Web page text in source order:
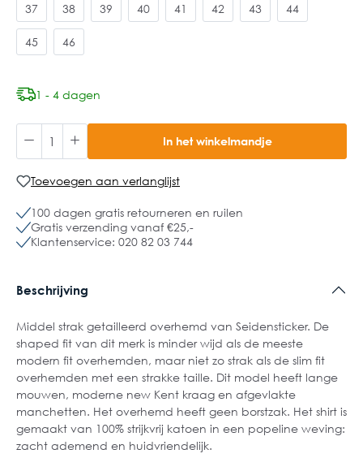
37 38 39 40 41 42 43 44
45 46
1 - 4 dagen
In het winkelmandje
Toevoegen aan verlanglijst
100 dagen gratis retourneren en ruilen
Gratis verzending vanaf €25,-
Klantenservice: 020 82 03 744
Beschrijving
Middel strak getailleerd overhemd van Seidensticker. De
shaped fit van dit merk is minder wijd als de meeste
modern fit overhemden, maar niet zo strak als de slim fit
overhemden met een strakke taille. Dit model heeft lange
mouwen, moderne new Kent kraag en afgevlakte
manchetten. Het overhemd heeft geen borstzak. Het shirt is
gemaakt van 100% strijkvrij katoen in een popeline weving:
zacht ademend en huidvriendelijk.